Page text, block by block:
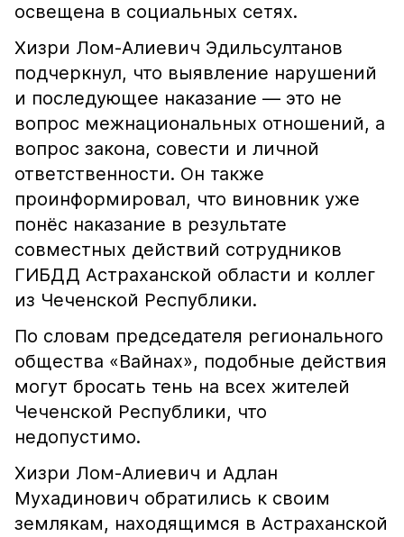
освещена в социальных сетях.
Хизри Лом-Алиевич Эдильсултанов
подчеркнул, что выявление нарушений
и последующее наказание — это не
вопрос межнациональных отношений, а
вопрос закона, совести и личной
ответственности. Он также
проинформировал, что виновник уже
понёс наказание в результате
совместных действий сотрудников
ГИБДД Астраханской области и коллег
из Чеченской Республики.
По словам председателя регионального
общества «Вайнах», подобные действия
могут бросать тень на всех жителей
Чеченской Республики, что
недопустимо.
Хизри Лом-Алиевич и Адлан
Мухадинович обратились к своим
землякам, находящимся в Астраханской